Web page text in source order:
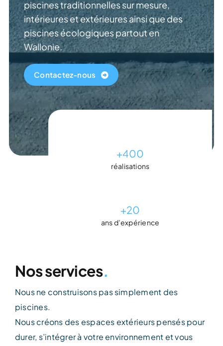
piscines traditionnelles sur mesure,
intérieures et extérieures ainsi que des
piscines écologiques partout en
Wallonie.
Contactez-nous
+400
réalisations
+20
ans d’expérience
Nos services.
Nous ne construisons pas simplement des
piscines.
Nous créons des espaces extérieurs pensés pour
durer, s’intégrer à votre environnement et vous